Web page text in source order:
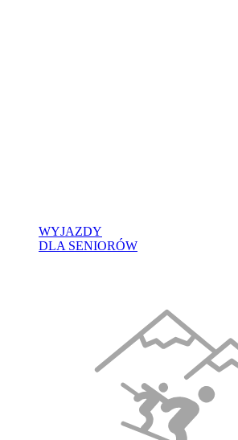
WYJAZDY
DLA SENIORÓW